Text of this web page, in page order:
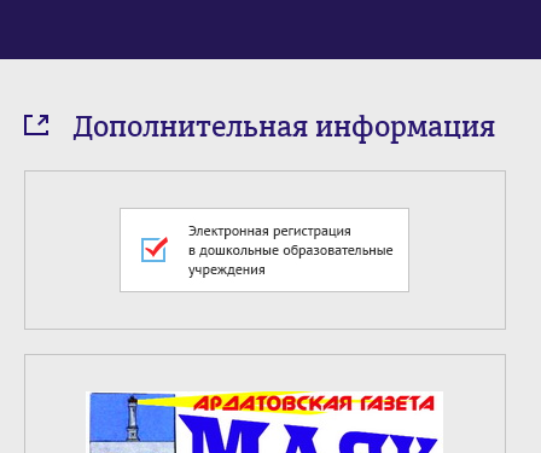
Дополнительная информация